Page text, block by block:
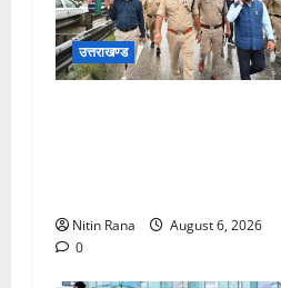
उत्तराखण्ड
Nitin Rana
August 6, 2026
0